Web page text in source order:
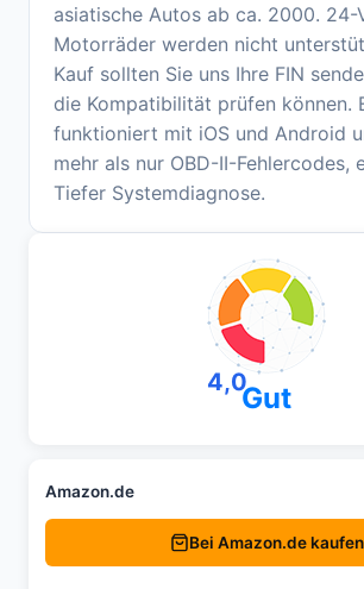
asiatische Autos ab ca. 2000. 24-
Motorräder werden nicht
Kauf sollten Sie uns Ihre FIN
die Kompatibilität prüfen können.
funktioniert mit iOS und Android
mehr als nur OBD-II-Fehlercodes,
Tiefer Systemdiagnose.
4,0Gut
Amazon.de
Bei Amazon.de kaufen